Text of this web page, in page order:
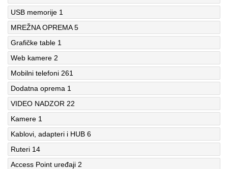
USB memorije 1
MREŽNA OPREMA 5
Grafičke table 1
Web kamere 2
Mobilni telefoni 261
Dodatna oprema 1
VIDEO NADZOR 22
Kamere 1
Kablovi, adapteri i HUB 6
Ruteri 14
Access Point uređaji 2